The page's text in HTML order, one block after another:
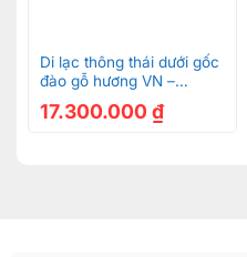
Di lạc thông thái dưới gốc
đào gỗ hương VN –
17.300.000 ₫